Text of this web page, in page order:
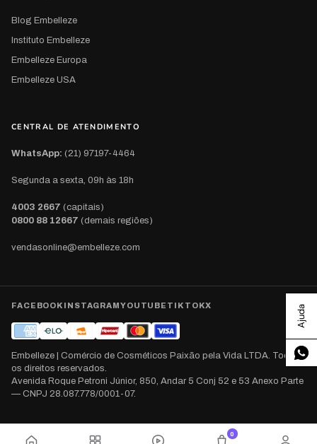
0
Blog Embelleze
Instituto Embelleze
Embelleze Europa
Embelleze USA
CENTRAL DE ATENDIMENTO
WhatsApp: (21) 97197-4464
Segunda a sexta, 09h às 18h
4003 2667 (capitais)
0800 88 12667 (demais regiões)
vendasonline@embelleze.com
FACEBOOK INSTAGRAMYOUTUBE TIKTOKX
Embelleze | Comércio de Cosméticos Paixão pela Vida LTDA. Todos
os direitos reservados.
Avenida Roque Petroni Júnior, 850, Andar 5 Conj 52 e 53 Anexo Parte
— CNPJ 28.087.778/0001-07.
Ajuda